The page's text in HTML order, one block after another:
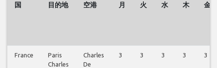
国 目的地 空港 月 火 水 木 金
France
Paris
Charles
Charles
De
3 3 3 3 3